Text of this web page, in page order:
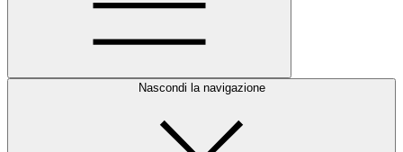
Nascondi la navigazione